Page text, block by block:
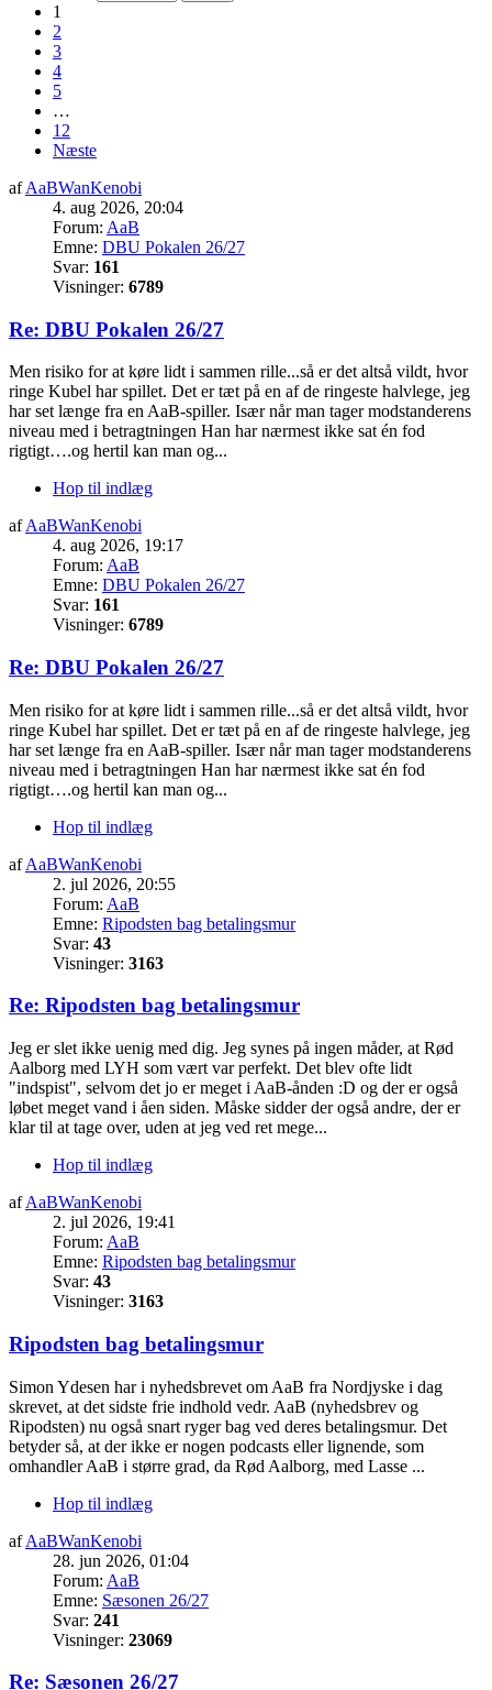
1
2
3
4
5
…
12
Næste
afAaBWanKenobi
4. aug 2026, 20:04
Forum: AaB
Emne: DBU Pokalen 26/27
Svar: 161
Visninger: 6789
Re: DBU Pokalen 26/27
Men risiko for at køre lidt i sammen rille...så er det altså vildt, hvor
ringe Kubel har spillet. Det er tæt på en af de ringeste halvlege, jeg
har set længe fra en AaB-spiller. Især når man tager modstanderens
niveau med i betragtningen Han har nærmest ikke sat én fod
rigtigt….og hertil kan man og...
Hop til indlæg
afAaBWanKenobi
4. aug 2026, 19:17
Forum: AaB
Emne: DBU Pokalen 26/27
Svar: 161
Visninger: 6789
Re: DBU Pokalen 26/27
Men risiko for at køre lidt i sammen rille...så er det altså vildt, hvor
ringe Kubel har spillet. Det er tæt på en af de ringeste halvlege, jeg
har set længe fra en AaB-spiller. Især når man tager modstanderens
niveau med i betragtningen Han har nærmest ikke sat én fod
rigtigt….og hertil kan man og...
Hop til indlæg
afAaBWanKenobi
2. jul 2026, 20:55
Forum: AaB
Emne: Ripodsten bag betalingsmur
Svar: 43
Visninger: 3163
Re: Ripodsten bag betalingsmur
Jeg er slet ikke uenig med dig. Jeg synes på ingen måder, at Rød
Aalborg med LYH som vært var perfekt. Det blev ofte lidt
"indspist", selvom det jo er meget i AaB-ånden :D og der er også
løbet meget vand i åen siden. Måske sidder der også andre, der er
klar til at tage over, uden at jeg ved ret mege...
Hop til indlæg
afAaBWanKenobi
2. jul 2026, 19:41
Forum: AaB
Emne: Ripodsten bag betalingsmur
Svar: 43
Visninger: 3163
Ripodsten bag betalingsmur
Simon Ydesen har i nyhedsbrevet om AaB fra Nordjyske i dag
skrevet, at det sidste frie indhold vedr. AaB (nyhedsbrev og
Ripodsten) nu også snart ryger bag ved deres betalingsmur. Det
betyder så, at der ikke er nogen podcasts eller lignende, som
omhandler AaB i større grad, da Rød Aalborg, med Lasse ...
Hop til indlæg
afAaBWanKenobi
28. jun 2026, 01:04
Forum: AaB
Emne: Sæsonen 26/27
Svar: 241
Visninger: 23069
Re: Sæsonen 26/27